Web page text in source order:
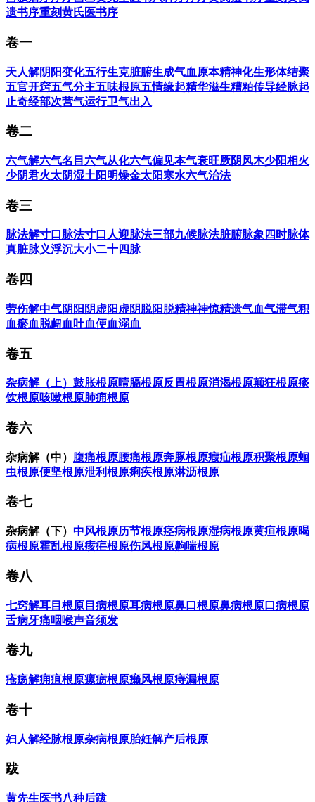
黄元御的著作，已知有十四种，医籍十一种，已刊行八种：《伤
寒悬解》《金匮悬解》《四圣悬枢》《四圣心源》《长沙药解》
悬解》《灵枢悬解》《难经悬解》，另外尚有《周易悬象》《道
氏熟谙黄老之学，精通象数易，而古代的《周易》中也没有直接
谈到医。至明·张介宾才直接认为医乃是易用以研究人体之学。将
医纳于易体系中。故此，黄氏是继景岳之后，又一位
遗书序重刻黄氏医书序
卷一
天人解阴阳变化五行生克脏腑生成气血原本精神化生形体结聚
五官开窍五气分主五味根原五情缘起精华滋生糟粕传导经脉起
止奇经部次营气运行卫气出入
卷二
六气解六气名目 六气从化六气偏见本气衰旺厥阴风木少阳相火
少阴君火太阴湿土 阳明燥金太阳寒水六气治法
卷三
脉法解寸口脉法寸口人迎脉法三部九候脉法脏腑脉象四时脉体
真脏脉义浮沉大小二十四脉
卷四
劳伤解中气阴阳 阴虚阳虚阴脱阳脱精神神惊精遗气血气滞气积
血瘀血脱衄血 吐血便血溺血
卷五
杂病解（上） 鼓胀根原噎膈根原反胃根原消渴根原颠狂根原痰
饮根原咳嗽根原肺痈根原
卷六
杂病解（中） 腹痛根原腰痛根原奔豚根原瘕疝根原积聚根原蛔
虫根原便坚根原泄利根原痢疾根原淋沥根原
卷七
杂病解（下） 中风根原历节根原痉病根原湿病根原黄疸根原暍
病根原霍乱根原痎疟根原伤风根原齁喘根原
卷八
七窍解耳目根原 目病根原耳病根原鼻口根原鼻病根原口病根原
舌病牙痛咽喉声音须发
卷九
疮疡解痈疽根原瘰疬根原癞风根原痔漏根原
卷十
妇人解经脉根原杂病根原胎妊解产后根原
跋
黄先生医书八种后跋